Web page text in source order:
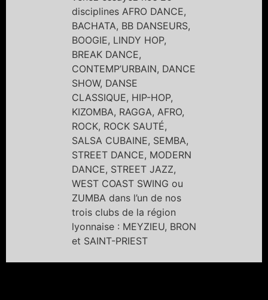
disciplines AFRO DANCE,
BACHATA, BB DANSEURS,
BOOGIE, LINDY HOP,
BREAK DANCE,
CONTEMP’URBAIN, DANCE
SHOW, DANSE
CLASSIQUE, HIP-HOP,
KIZOMBA, RAGGA, AFRO,
ROCK, ROCK SAUTÉ,
SALSA CUBAINE, SEMBA,
STREET DANCE, MODERN
DANCE, STREET JAZZ,
WEST COAST SWING ou
ZUMBA dans l’un de nos
trois clubs de la région
lyonnaise : MEYZIEU, BRON
et SAINT-PRIEST